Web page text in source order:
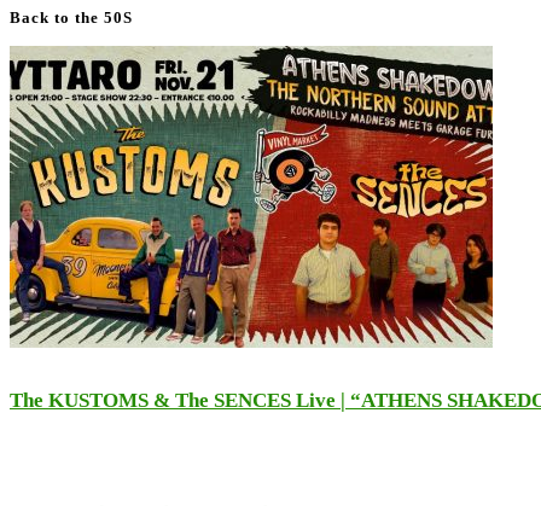
Back to the 50S
The KUSTOMS & The SENCES Live | “ATHENS